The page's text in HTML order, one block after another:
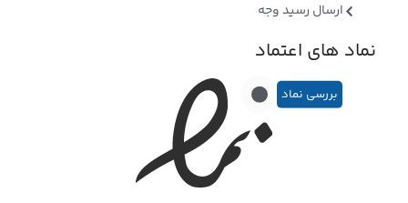
ارسال رسید وجه
نماد های اعتماد
بررسی نماد